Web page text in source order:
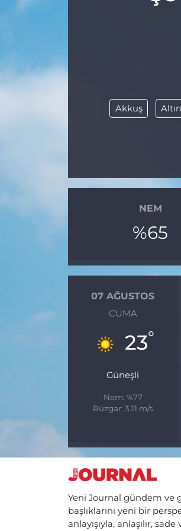
Akkuş
NEM
%65
07 AĞUSTOS
CUMA
23°
Güneşli
Nem: %77
Rüzgar: 3.11 m/s
Yeni Journal gündem ve
başlıklarını yeni bir
anlayışıyla, anlaşılır,